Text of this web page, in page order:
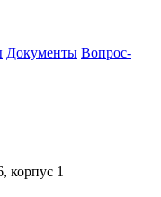
Документы Вопрос-
корпус 1